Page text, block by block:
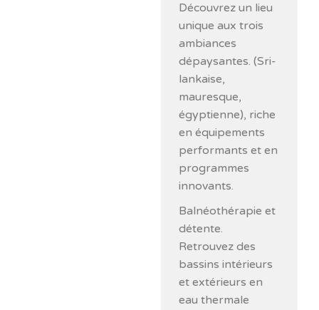
Découvrez un lieu
unique aux trois
ambiances
dépaysantes. (Sri-
lankaise,
mauresque,
égyptienne), riche
en équipements
performants et en
programmes
innovants.
Balnéothérapie et
détente.
Retrouvez des
bassins intérieurs
et extérieurs en
eau thermale